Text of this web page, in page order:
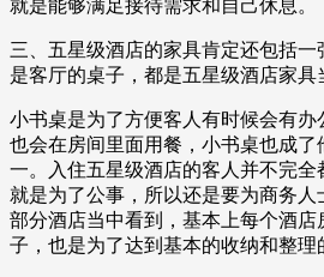
就是能够满足接待需求和自己休息。
三、五星级酒店的家具肯定还包括
是客厅的桌子，都是五星级酒店家具
小书桌是为了方便客人有时候会有
也会在房间里面用餐，小书桌也成了
一。入住五星级酒店的客人并不完
就是为了公事，所以还是要为商务
部分酒店当中看到，基本上每个酒
子，也是为了达到基本的收纳和整理